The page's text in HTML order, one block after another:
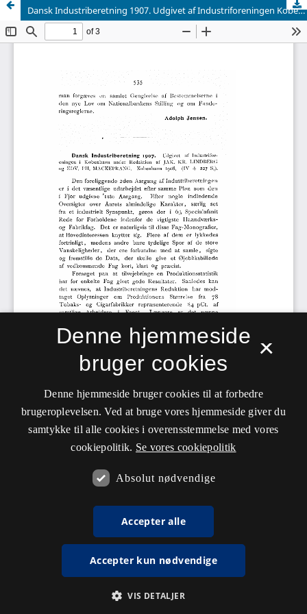
Dansk Industriberetning 1907. Udgivet af Industriforeningen Kobenhavn under Redaktion af JAK. KR. LINDBERG og EDV. PH. MACKEPRANG. Kobenhavn 1908. (TV + 227 S.).
×
Denne hjemmeside
bruger cookies
Denne hjemmeside bruger cookies til at forbedre
brugeroplevelsen. Ved at bruge vores hjemmeside giver du
samtykke til alle cookies i overensstemmelse med vores
cookiepolitik. Se vores cookiepolitik
Absolut nødvendige
Accepter alle
Accepter kun nødvendige
VIS DETALJER